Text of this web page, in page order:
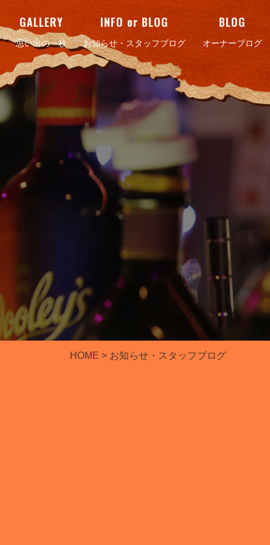
GALLERY
思い出の一枚
INFO or BLOG
お知らせ・スタッフブログ
BLOG
オーナーブログ
HOME > お知らせ・スタッフブログ